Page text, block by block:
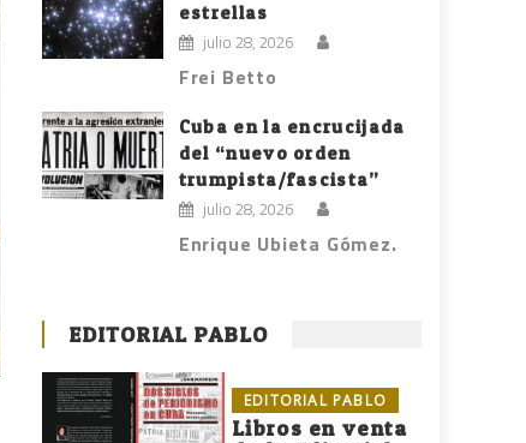
estrellas
julio 28, 2026
Frei Betto
Cuba en la encrucijada
del “nuevo orden
trumpista/fascista”
julio 28, 2026
Enrique Ubieta Gómez.
EDITORIAL PABLO
EDITORIAL PABLO
Libros en venta